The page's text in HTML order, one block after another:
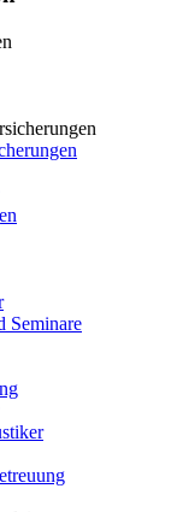
Seminare